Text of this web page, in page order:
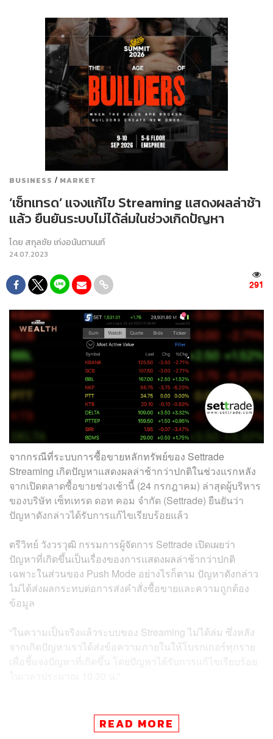
BUSINESS / MARKET
‘เซ็ทเทรด’ แจงแก้ไข Streaming แสดงผลล่าช้า
แล้ว ยืนยันระบบไม่ได้ล่มในช่วงเกิดปัญหา
โดย สกุลชัย เก่งอนันตานนท์
24.07.2023
291
จากกรณีที่ระบบการซื้อขายหลักทรัพย์ของ Settrade
Streaming เกิดปัญหาแสดงผลล่าช้ากว่าปกติในช่วงแรกหลัง
จากเปิดตลาดซื้อขายช่วงเช้านี้ (24 กรกฎาคม) ล่าสุดผู้บริหาร
ของบริษัท เซ็ทเทรด ดอท คอม จำกัด (Settrade) ยืนยันว่า
ปัญหาดังกล่าวได้รับการแก้ไขเรียบร้อยแล้ว
ตรีวิทย์ วังวรวุฒิ กรรมการผู้จัดการ Settrade เปิดเผยว่า
ปัญหาที่เกิดขึ้นเป็นเรื่องของการแสดงผลล่าช้ากว่าปกติ
เฉพาะในส่วนของ Push Mode อย่างไรก็ตาม ปัญหาดังกล่าว
ไม่ได้ส่งผลกระทบต่อการส่งคำสั่งซื้อขายและความถูกต้อง
ข้อมูล
“ในความเป็นจริงแล้วระบบของ Streaming ไม่ได้ล่ม ซึ่งหลัง
จากเกิดปัญหาเราได้ส่งข้อความภายในให้โบรกเกอร์ทุกราย
เพื่อชี้แจงปัญหาที่เกิดขึ้น โดยปัญหาได้รับการแก้ไขเรียบร้อย
สามารถติดตาม THE STANDARD WEALTH
ผ่านแอปพลิเคชันต่างๆ ที่คุณสะดวกหรือใช้งานอยู่แล้วได้เลย
READ MORE